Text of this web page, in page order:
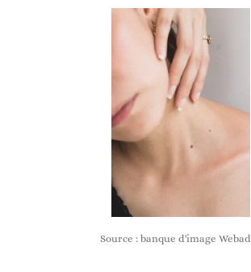
Source : banque d'image